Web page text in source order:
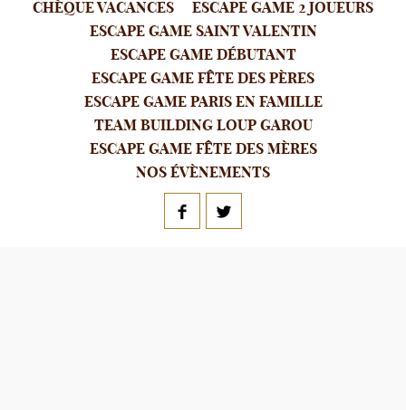
CHÈQUE VACANCES
ESCAPE GAME 2 JOUEURS
ESCAPE GAME SAINT VALENTIN
ESCAPE GAME DÉBUTANT
ESCAPE GAME FÊTE DES PÈRES
ESCAPE GAME PARIS EN FAMILLE
TEAM BUILDING LOUP GAROU
ESCAPE GAME FÊTE DES MÈRES
NOS ÉVÈNEMENTS